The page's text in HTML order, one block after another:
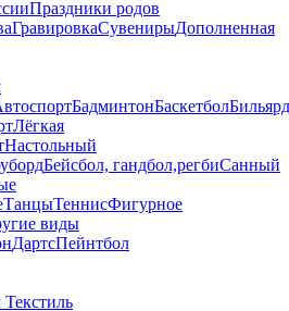
Праздники родов
ГравировкаСувенирыДополненная
БадминтонБаскетболБильярд
Лёгкая
Настольный
Бейсбол, гандбол,регбиСанный
ТанцыТеннисФигурное
виды
ДартсПейнтбол
Текстиль